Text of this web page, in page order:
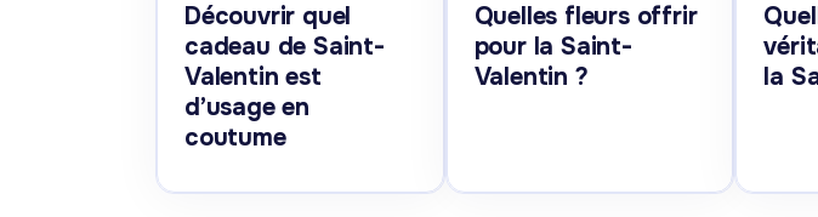
Découvrir quel
cadeau de Saint-
Valentin est
d’usage en
coutume
Quelles fleurs offrir
pour la Saint-
Valentin ?
la